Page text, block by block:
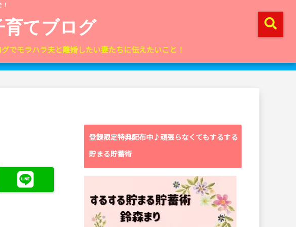
！
てブログ
でモラハラ夫と離婚したい妻たちに伝えたいこと！
登録限定特典配布中♪頑張らなくてもするする
貯まる貯蓄術